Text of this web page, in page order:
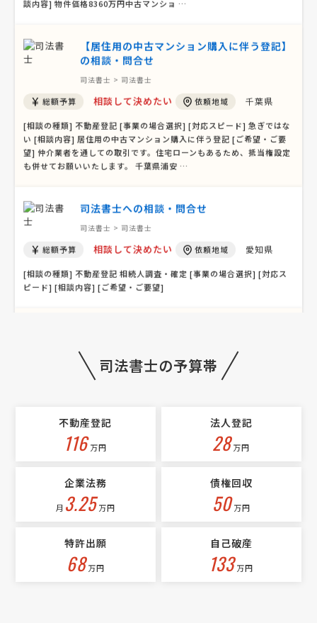
報にて確認いただけます。 [事業の場合選択] [対応スピード] 緊急 [相
【居住用の中古マンション購入に伴う登記】
の相談・問合せ
司法書士 > 司法書士
総額予算 相談して決めたい 依頼地域 千葉県
[相談の種類] 不動産登記 [事業の場合選択] [対応スピード] 急ぎではな
い [相談内容] 居住用の中古マンション購入に伴う登記 [ご希望・ご要
望] 仲介業者を通しての取引です。住宅ローンもあるため、抵当権設定
司法書士への相談・問合せ
司法書士 > 司法書士
総額予算 相談して決めたい 依頼地域 愛知県
[相談の種類] 不動産登記 相続人調査・確定 [事業の場合選択] [対応ス
緊急！【中古マンションを購入】不動産登記
の見積もり依頼
司法書士 > 不動産登記
[相談の種類] 不動産を売買 [登記簿謄本の有無] 無し [地積（広さ）] 8
2.25 [所在詳細] 東京都杉並区 [事業の場合選択] 卸売業・小売業 [対応
司法書士の予算帯
不動産登記
116 万円
法人登記
28 万円
企業法務
月 3.25 万円
債権回収
50 万円
特許出願
68 万円
自己破産
133 万円